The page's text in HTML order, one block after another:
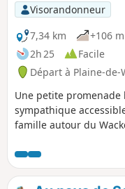
Visorandonneur
7,34 km
+106 m
2h 25
Facile
Départ à Plaine-de-
Une petite promenade
sympathique
famille autour du